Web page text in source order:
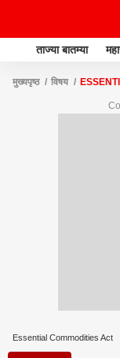
ताज्या बातम्या
मुख्यपृष्ठ विषय
Essential Commodities Act